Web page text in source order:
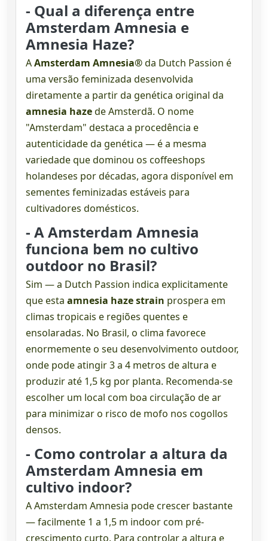
- Qual a diferença entre
Amsterdam Amnesia e
Amnesia Haze?
AAmsterdam Amnesia®da Dutch Passion é
uma versão feminizada desenvolvida
diretamente a partir da genética original da
amnesia hazede Amsterdã. O nome
"Amsterdam" destaca a procedência e
autenticidade da genética — é a mesma
variedade que dominou os coffeeshops
holandeses por décadas, agora disponível em
sementes feminizadas estáveis para
cultivadores domésticos.
- A Amsterdam Amnesia
funciona bem no cultivo
outdoor no Brasil?
Sim — a Dutch Passion indica explicitamente
que esta amnesia haze strain prospera em
climas tropicais e regiões quentes e
ensolaradas. No Brasil, o clima favorece
enormemente o seu desenvolvimento outdoor,
onde pode atingir 3 a 4 metros de altura e
produzir até 1,5 kg por planta. Recomenda-se
escolher um local com boa circulação de ar
para minimizar o risco de mofo nos cogollos
densos.
- Como controlar a altura da
Amsterdam Amnesia em
cultivo indoor?
A Amsterdam Amnesia pode crescer bastante
— facilmente 1 a 1,5 m indoor com pré-
crescimento curto. Para controlar a altura e